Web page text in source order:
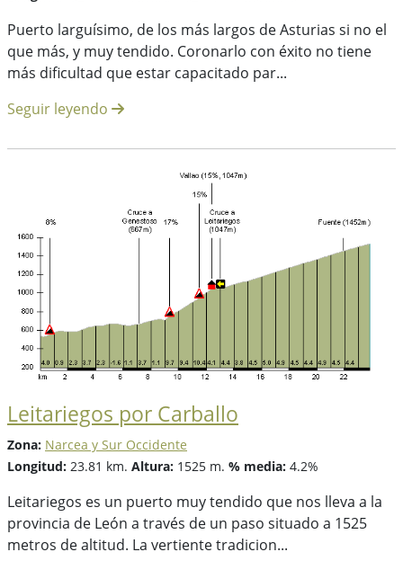
Puerto larguísimo, de los más largos de Asturias si no el
que más, y muy tendido. Coronarlo con éxito no tiene
más dificultad que estar capacitado par...
Seguir leyendo
Leitariegos por Carballo
Zona: Narcea y Sur Occidente
Longitud: 23.81 km. Altura: 1525 m. % media: 4.2%
Leitariegos es un puerto muy tendido que nos lleva a la
provincia de León a través de un paso situado a 1525
metros de altitud. La vertiente tradicion...